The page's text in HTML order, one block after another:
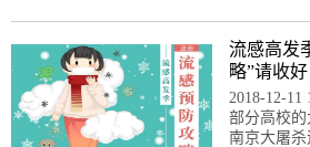
流感高发
略”请收好
2018-12-
部分高校
南京大屠